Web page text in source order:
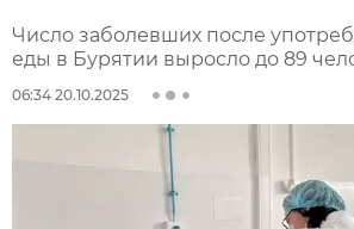
Число заболевших после
еды в Бурятии выросло до 89
06:34 20.10.2025